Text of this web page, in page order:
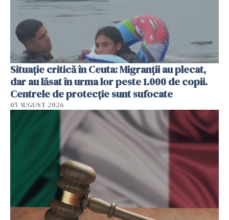
Situație critică în Ceuta: Migranții au plecat,
dar au lăsat în urma lor peste 1.000 de copii.
Centrele de protecție sunt sufocate
05 AUGUST 2026